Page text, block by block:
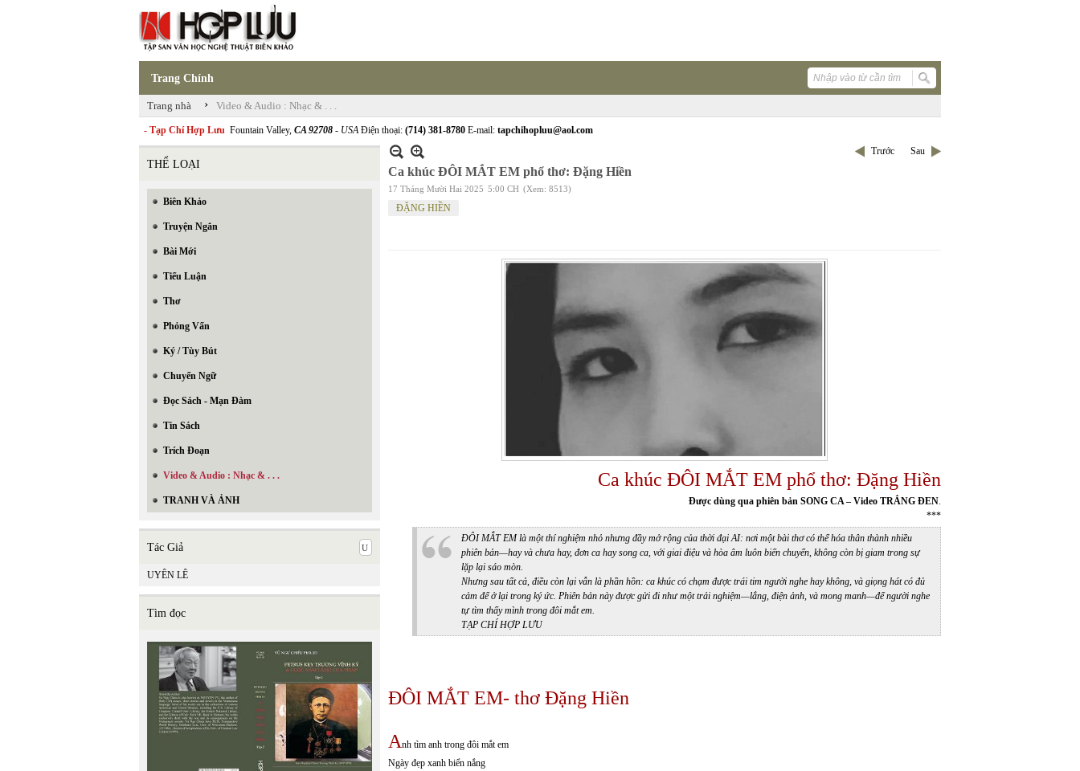
Trang Chính
Trang nhà › Video & Audio : Nhạc & . . .
- Tạp Chí Hợp Lưu Fountain Valley, CA 92708 - USAĐiện thoại: (714) 381-8780 E-mail: tapchihopluu@aol.com
THỂ LOẠI
Biên Khảo
Truyện Ngắn
Bài Mới
Tiểu Luận
Thơ
Phỏng Vấn
Ký / Tùy Bút
Chuyển Ngữ
Đọc Sách - Mạn Đàm
Tin Sách
Trích Đoạn
Video & Audio : Nhạc & . . .
TRANH VÀ ẢNH
Tác Giả
UYÊN LÊ
Tìm đọc
Trước Sau
Ca khúc ĐÔI MẮT EM phổ thơ: Đặng Hiền
17 Tháng Mười Hai 2025 5:00 CH (Xem: 8513)
ĐẶNG HIỀN
Ca khúc ĐÔI MẮT EM phổ thơ: Đặng Hiền
Được dùng qua phiên bản SONG CA – Video TRẮNG ĐEN.
***
ĐÔI MẮT EM là một thí nghiệm nhỏ nhưng đầy mở rộng của thời đại AI: nơi một bài thơ có thể hóa thân thành nhiều
phiên bản—hay và chưa hay, đơn ca hay song ca, với giai điệu và hòa âm luôn biến chuyển, không còn bị giam trong sự
lặp lại sáo mòn.
Nhưng sau tất cả, điều còn lại vẫn là phần hồn: ca khúc có chạm được trái tim người nghe hay không, và giọng hát có đủ
cảm để ở lại trong ký ức. Phiên bản này được gửi đi như một trải nghiệm—lắng, điện ảnh, và mong manh—để người nghe
tự tìm thấy mình trong đôi mắt em.
TẠP CHÍ HỢP LƯU
ĐÔI MẮT EM- thơ Đặng Hiền
Anh tìm anh trong đôi mắt em
Ngày đẹp xanh biển nắng